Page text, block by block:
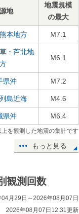
地
地震規模
の最大
本地方 M7.1
・芦北地
方
M6.1
県沖 M7.2
島近海 M4.6
県沖 M6.4
を観測した地震の集計です
もっと見る
観測回数
月29日～2026年08月07日
2026年08月07日12:31更新